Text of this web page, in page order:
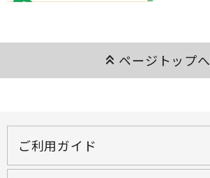
keyboard_double_arrow_up ページトップへ
ご利用ガイド